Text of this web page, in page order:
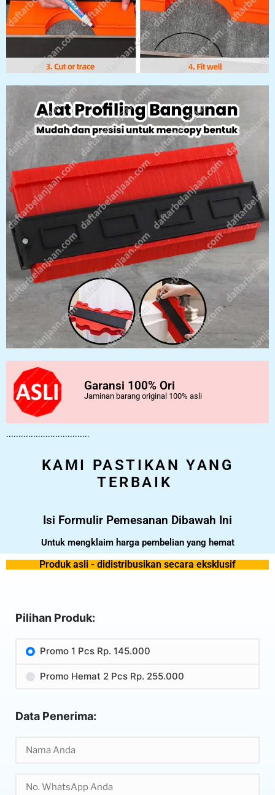
Garansi 100% Ori
Jaminan barang original 100% asli
..................................
KAMI PASTIKAN YANG
TERBAIK
Isi Formulir Pemesanan Dibawah Ini
Untuk mengklaim harga pembelian yang hemat
Produk asli - didistribusikan secara eksklusif
Pilihan Produk:
Promo 1 Pcs Rp. 145.000
Promo Hemat 2 Pcs Rp. 255.000
Data Penerima: